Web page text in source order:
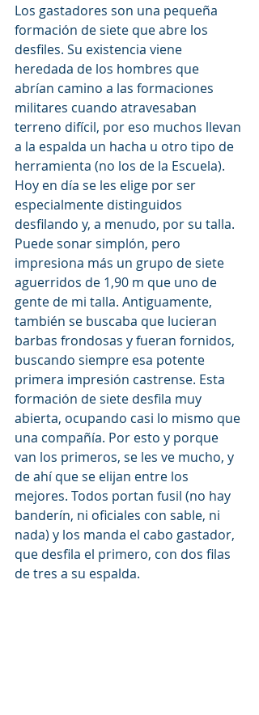
Los gastadores son una pequeña
formación de siete que abre los
desfiles. Su existencia viene
heredada de los hombres que
abrían camino a las formaciones
militares cuando atravesaban
terreno difícil, por eso muchos llevan
a la espalda un hacha u otro tipo de
herramienta (no los de la Escuela).
Hoy en día se les elige por ser
especialmente distinguidos
desfilando y, a menudo, por su talla.
Puede sonar simplón, pero
impresiona más un grupo de siete
aguerridos de 1,90 m que uno de
gente de mi talla. Antiguamente,
también se buscaba que lucieran
barbas frondosas y fueran fornidos,
buscando siempre esa potente
primera impresión castrense. Esta
formación de siete desfila muy
abierta, ocupando casi lo mismo que
una compañía. Por esto y porque
van los primeros, se les ve mucho, y
de ahí que se elijan entre los
mejores. Todos portan fusil (no hay
banderín, ni oficiales con sable, ni
nada) y los manda el cabo gastador,
que desfila el primero, con dos filas
de tres a su espalda.